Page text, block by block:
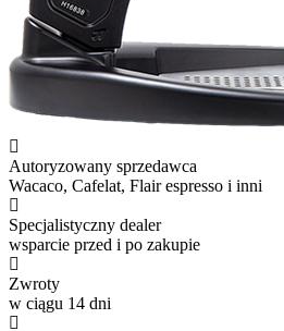
Autoryzowany sprzedawca
Wacaco, Cafelat, Flair espresso i inni
Specjalistyczny dealer
wsparcie przed i po zakupie
Zwroty
w ciągu 14 dni